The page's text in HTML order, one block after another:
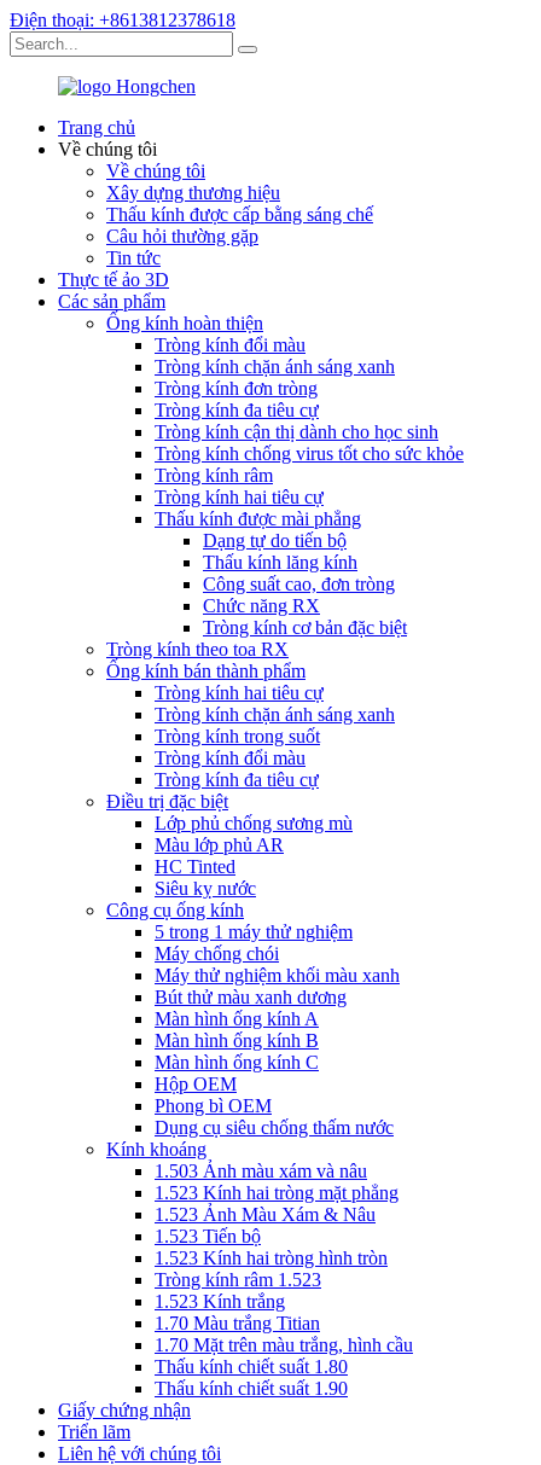
Điện thoại: +8613812378618
Trang chủ
Về chúng tôi
Về chúng tôi
Xây dựng thương hiệu
Thấu kính được cấp bằng sáng chế
Câu hỏi thường gặp
Tin tức
Thực tế ảo 3D
Các sản phẩm
Ống kính hoàn thiện
Tròng kính đổi màu
Tròng kính chặn ánh sáng xanh
Tròng kính đơn tròng
Tròng kính đa tiêu cự
Tròng kính cận thị dành cho học sinh
Tròng kính chống virus tốt cho sức khỏe
Tròng kính râm
Tròng kính hai tiêu cự
Thấu kính được mài phẳng
Dạng tự do tiến bộ
Thấu kính lăng kính
Công suất cao, đơn tròng
Chức năng RX
Tròng kính cơ bản đặc biệt
Tròng kính theo toa RX
Ống kính bán thành phẩm
Tròng kính hai tiêu cự
Tròng kính chặn ánh sáng xanh
Tròng kính trong suốt
Tròng kính đổi màu
Tròng kính đa tiêu cự
Điều trị đặc biệt
Lớp phủ chống sương mù
Màu lớp phủ AR
HC Tinted
Siêu kỵ nước
Công cụ ống kính
5 trong 1 máy thử nghiệm
Máy chống chói
Máy thử nghiệm khối màu xanh
Bút thử màu xanh dương
Màn hình ống kính A
Màn hình ống kính B
Màn hình ống kính C
Hộp OEM
Phong bì OEM
Dụng cụ siêu chống thấm nước
Kính khoáng
1.503 Ảnh màu xám và nâu
1.523 Kính hai tròng mặt phẳng
1.523 Ảnh Màu Xám & Nâu
1.523 Tiến bộ
1.523 Kính hai tròng hình tròn
Tròng kính râm 1.523
1.523 Kính trắng
1.70 Màu trắng Titian
1.70 Mặt trên màu trắng, hình cầu
Thấu kính chiết suất 1.80
Thấu kính chiết suất 1.90
Giấy chứng nhận
Triển lãm
Liên hệ với chúng tôi